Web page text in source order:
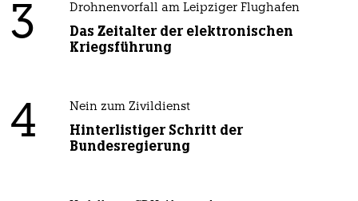
3 Drohnenvorfall am Leipziger Flughafen
Das Zeitalter der elektronischen
Kriegsführung
4 Nein zum Zivildienst
Hinterlistiger Schritt der
Bundesregierung